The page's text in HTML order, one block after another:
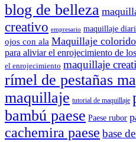
blog de belleza
creativo empresario maquillaje
ojos con ala Maquillaje colorido
para aliviar el enrojecimiento de
el enrojecimiento maquillaje
rímel de pestañas
maquillaje tutorial de maquillaje
bambú paese Paese rubor
cachemira paese base